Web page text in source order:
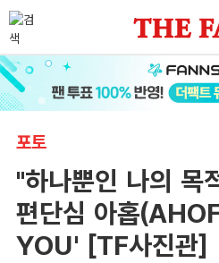
포토
"하나뿐인 나의 목
편단심 아홉
YOU' [TF사진관]